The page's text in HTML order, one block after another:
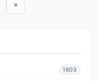
»
1603